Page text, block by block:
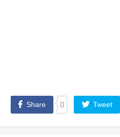
Share 0 Tweet